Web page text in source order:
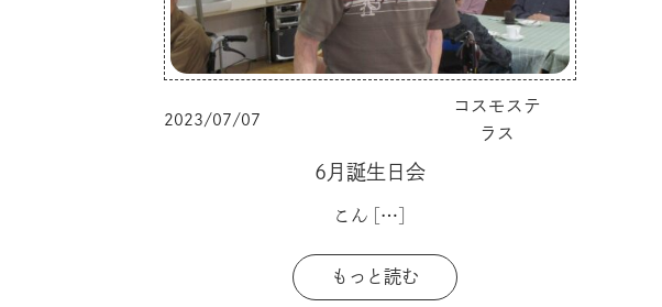
2023/07/07
コスモステ
ラス
6月誕生日会
こん […]
もっと読む